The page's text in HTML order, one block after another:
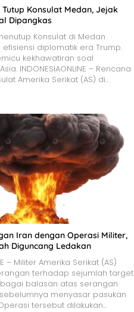
Tutup Konsulat Medan, Jejak
Dipangkas
Konsulat di Medan
diplomatik era Trump.
kekhawatiran soal
INDONESIAONLINE – Rencana
Amerika Serikat (AS) di…
Iran dengan Operasi Militer,
Diguncang Ledakan
– Militer Amerika Serikat (AS)
terhadap sejumlah target
balasan atas serangan
menyasar pasukan
tersebut dilakukan…